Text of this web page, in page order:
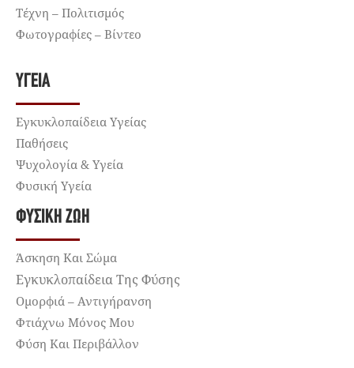
Τέχνη – Πολιτισμός
Φωτογραφίες – Βίντεο
ΥΓΕΊΑ
Εγκυκλοπαίδεια Υγείας
Παθήσεις
Ψυχολογία & Υγεία
Φυσική Υγεία
ΦΥΣΙΚΉ ΖΩΉ
Άσκηση Και Σώμα
Εγκυκλοπαίδεια Της Φύσης
Ομορφιά – Αντιγήρανση
Φτιάχνω Μόνος Μου
Φύση Και Περιβάλλον